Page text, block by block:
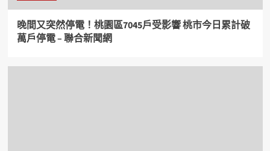
晚間又突然停電！桃園區7045戶受影響 桃市今日累計破
萬戶停電 – 聯合新聞網